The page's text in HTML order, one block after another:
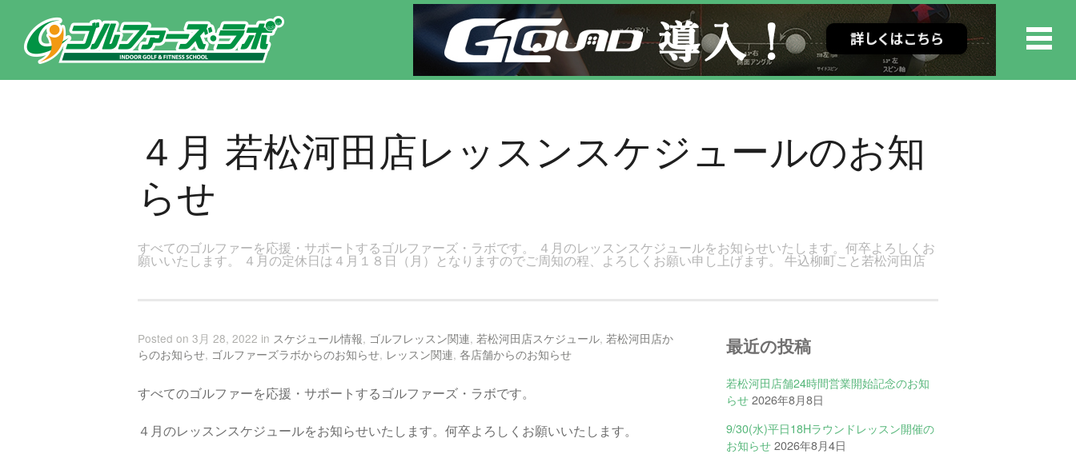
東京都新宿区・文京区ゴルフレッスンのゴルファーズ・ラボ » ４月 若松河田店レッスンスケジュールのお知らせのページです。新宿区、若松河田で気軽にゴルフレッスン！
４月 若松河田店レッスンスケジュールのお知
らせ
すべてのゴルファーを応援・サポートするゴルファーズ・ラボです。 ４月のレッスンスケジュールをお知らせいたします。何卒よろしくお
願いいたします。 ４月の定休日は４月１８日（月）となりますのでご周知の程、よろしくお願い申し上げます。 牛込柳町こと若松河田店
Posted on 3月 28, 2022 in スケジュール情報, ゴルフレッスン関連, 若松河田店スケジュール, 若松河田店か
らのお知らせ, ゴルファーズラボからのお知らせ, レッスン関連, 各店舗からのお知らせ
すべてのゴルファーを応援・サポートするゴルファーズ・ラボです。
４月のレッスンスケジュールをお知らせいたします。何卒よろしくお願いいたします。
最近の投稿
若松河田店舗24時間営業開始記念のお知
らせ2026年8月8日
9/30(水)平日18Hラウンドレッスン開催の
お知らせ2026年8月4日